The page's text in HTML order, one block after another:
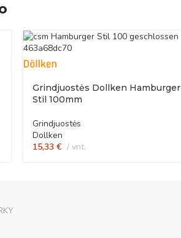
Grindjuostės Dollken Hamburger
Stil 100mm
Grindjuostės
Dollken
15,33 € vnt.